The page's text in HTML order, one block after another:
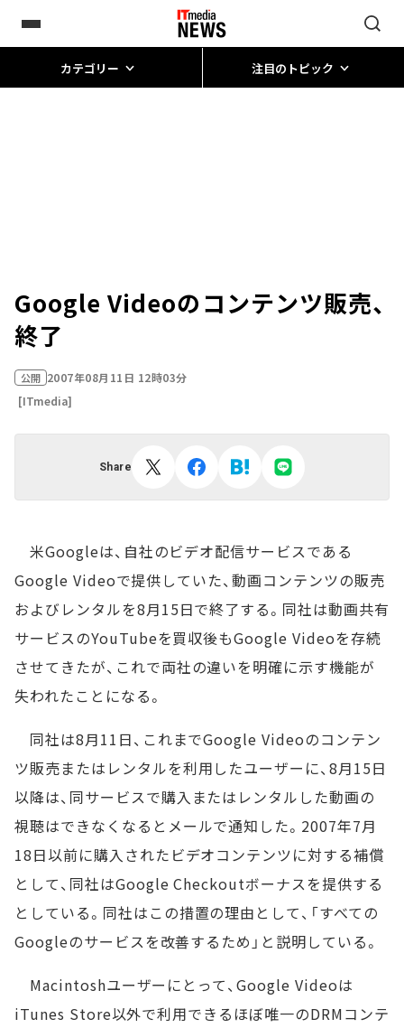
カテゴリー 注目のトピック
Google Videoのコンテンツ販売、
終了
公開 2007年08月11日 12時03分
[ITmedia]
Share
米Googleは、自社のビデオ配信サービスである
Google Videoで提供していた、動画コンテンツの販売
およびレンタルを8月15日で終了する。同社は動画共有
サービスのYouTubeを買収後もGoogle Videoを存続
させてきたが、これで両社の違いを明確に示す機能が
失われたことになる。
同社は8月11日、これまでGoogle Videoのコンテン
ツ販売またはレンタルを利用したユーザーに、8月15日
以降は、同サービスで購入またはレンタルした動画の
視聴はできなくなるとメールで通知した。2007年7月
18日以前に購入されたビデオコンテンツに対する補償
として、同社はGoogle Checkoutボーナスを提供する
としている。同社はこの措置の理由として、「すべての
Googleのサービスを改善するため」と説明している。
Macintoshユーザーにとって、Google Videoは
iTunes Store以外で利用できるほぼ唯一のDRMコンテ